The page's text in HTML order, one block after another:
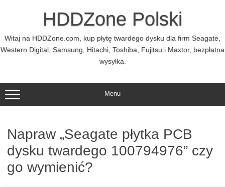
HDDZone Polski
Witaj na HDDZone.com, kup płytę twardego dysku dla firm Seagate,
Western Digital, Samsung, Hitachi, Toshiba, Fujitsu i Maxtor, bezpłatna
wysyłka.
Menu
Napraw „Seagate płytka PCB
dysku twardego 100794976” czy
go wymienić?